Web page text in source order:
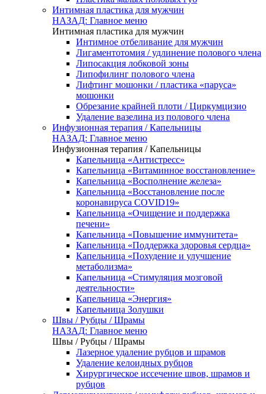
Интимная пластика для мужчин
НАЗАД: Главное меню
Интимная пластика для мужчин
Интимное отбеливание для мужчин
Лигаментотомия / удлинение полового члена
Липосакция лобковой зоны
Липофилинг полового члена
Лифтинг мошонки / пластика «паруса»
мошонки
Обрезание крайней плоти / Циркумцизио
Удаление вазелина из полового члена
Инфузионная терапия / Капельницы
НАЗАД: Главное меню
Инфузионная терапия / Капельницы
Капельница «Антистресс»
Капельница «Витаминное восстановление»
Капельница «Восполнение железа»
Капельница «Восстановление после
коронавируса COVID19»
Капельница «Очищение и поддержка
печени»
Капельница «Повышение иммунитета»
Капельница «Поддержка здоровья сердца»
Капельница «Похудение и улучшение
метаболизма»
Капельница «Стимуляция мозговой
деятельности»
Капельница «Энергия»
Капельница Золушки
Швы / Рубцы / Шрамы
НАЗАД: Главное меню
Швы / Рубцы / Шрамы
Лазерное удаление рубцов и шрамов
Удаление келоидных рубцов
Хирургическое иссечение швов, шрамов и
рубцов